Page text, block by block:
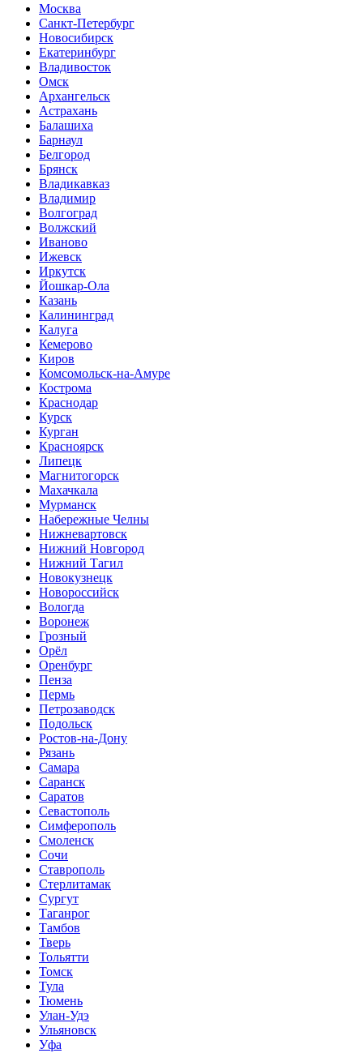
Москва
Санкт-Петербург
Новосибирск
Екатеринбург
Владивосток
Омск
Архангельск
Астрахань
Балашиха
Барнаул
Белгород
Брянск
Владикавказ
Владимир
Волгоград
Волжский
Иваново
Ижевск
Иркутск
Йошкар-Ола
Казань
Калининград
Калуга
Кемерово
Киров
Комсомольск-на-Амуре
Кострома
Краснодар
Курск
Курган
Красноярск
Липецк
Магнитогорск
Махачкала
Мурманск
Набережные Челны
Нижневартовск
Нижний Новгород
Нижний Тагил
Новокузнецк
Новороссийск
Вологда
Воронеж
Грозный
Орёл
Оренбург
Пенза
Пермь
Петрозаводск
Подольск
Ростов-на-Дону
Рязань
Самара
Саранск
Саратов
Севастополь
Симферополь
Смоленск
Сочи
Ставрополь
Стерлитамак
Сургут
Таганрог
Тамбов
Тверь
Тольятти
Томск
Тула
Тюмень
Улан-Удэ
Ульяновск
Уфа